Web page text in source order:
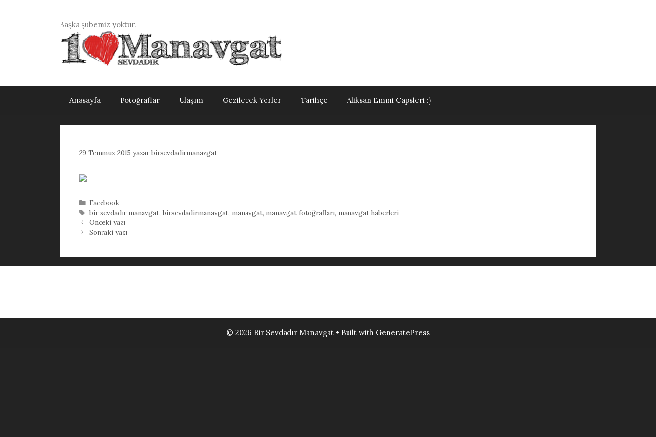
Başka şubemiz yoktur.
Anasayfa Fotoğraflar Ulaşım Gezilecek Yerler Tarihçe Aliksan Emmi Capsleri :)
29 Temmuz 2015 yazarbirsevdadirmanavgat
Kategoriler
Facebook
Etiketler
bir sevdadır manavgat,birsevdadirmanavgat, manavgat, manavgat fotoğrafları, manavgat haberleri
Önceki yazı
Sonraki yazı
© 2026 Bir Sevdadır Manavgat • Built with GeneratePress